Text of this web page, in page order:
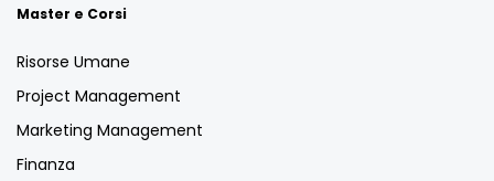
Master e Corsi
Risorse Umane
Project Management
Marketing Management
Finanza